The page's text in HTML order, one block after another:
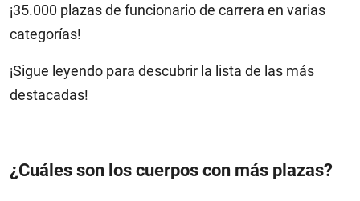
¡35.000 plazas de funcionario de carrera en varias
categorías!
¡Sigue leyendo para descubrir la lista de las más
destacadas!
¿Cuáles son los cuerpos con más plazas?